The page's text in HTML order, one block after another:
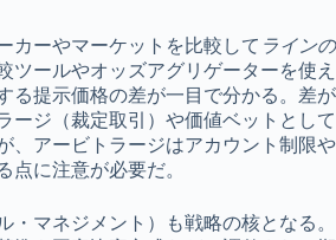
カーやマーケットを比較して ラインの
ツールやオッズアグリゲーターを使え
る提示価格の差が一目で分かる。差が
ージ（裁定取引）や価値ベットとして
、アービトラージはアカウント制限や
点に注意が必要だ。
・マネジメント）も戦略の核となる。